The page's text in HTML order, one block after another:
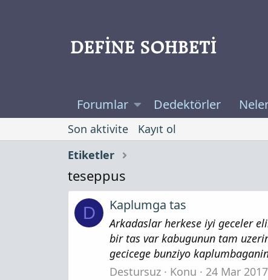
Forumlar Dedektörler
Son aktivite
Kayıt ol
Etiketler
teseppus
D Kaplumga tas
Arkadaslar herkese iyi geceler
bir tas var kabugunun tam
gecicege bunziyo
Destursuz
Konu 24 Mar 2017